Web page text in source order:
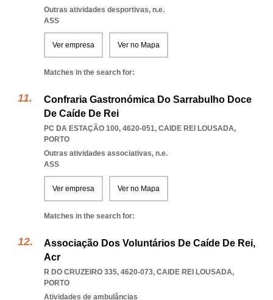
Outras atividades desportivas, n.e.
ASS
Ver empresa Ver no Mapa
Matches in the search for:
Confraria Gastronómica Do Sarrabulho Doce
De Caíde De Rei
PC DA ESTAÇÃO 100, 4620-051, CAIDE REI LOUSADA,
PORTO
Outras atividades associativas, n.e.
ASS
Ver empresa Ver no Mapa
Matches in the search for:
Associação Dos Voluntários De Caíde De Rei,
Acr
R DO CRUZEIRO 335, 4620-073, CAIDE REI LOUSADA,
PORTO
Atividades de ambulâncias